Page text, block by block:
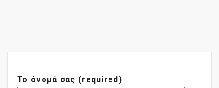
Το όνομά σας (required)